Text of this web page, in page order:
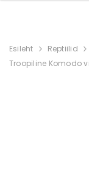
Esileht
Reptiilid
Troopiline Komodo